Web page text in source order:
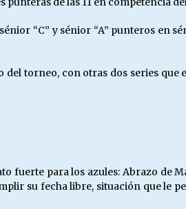
“C” y sénior “A” punteros en
torneo, con otras dos series que
fuerte para los azules: Abrazo de
su fecha libre, situación que le